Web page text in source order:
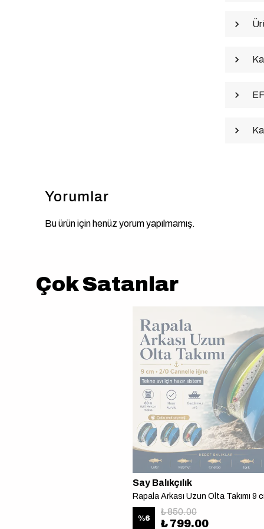
Yorumlar
Bu ürün için henüz yorum yapılmamış.
Çok Satanlar
Say Balıkçılık
%6
₺ 850.00
₺ 799.00